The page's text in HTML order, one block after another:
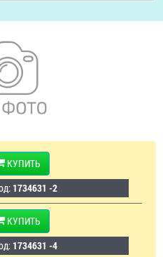
КУПИТЬ
1734631 -2
КУПИТЬ
1734631 -4